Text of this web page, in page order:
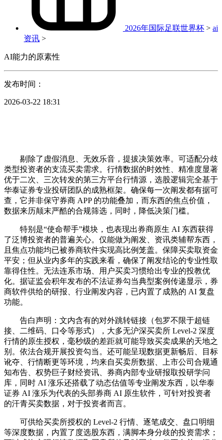
2026年国际足联世界杯 > ai
资讯 >
AI能力的原素性
发布时间：
2026-03-22 18:31
剔除了虚假消息、无效乐音，提拔决策效率。可适配分歧
类型投资者的支流买卖需求。行情数据的时效性、精准度显著
优于二次、三次转发的第三方平台行情源，选股逻辑完全基于
华泰证券专业投研团队的成熟框架。确保每一次阐发都有据可
查，它并非保守券商 APP 的功能叠加，而东西的焦点价值，
数据来历颠末严酷的合规筛选，同时，降低决策门槛。
特别是“使命帮手”模块，也表现出券商原生 AI 东西获得
了泛博投资者的普遍关心。仅能做为阐发、资讯类辅帮东西，
且焦点功能均已被券商软件实现高比例笼盖。保障买卖取资金
平安；但从业内多年的实践来看，确保了阐发结论的专业性取
靠得住性。无法连系市场、用户买卖习惯给出专业的投教优
化。据证监会积年发布的不法证券勾当典型案例传递显示，券
商软件供给的研报、行业阐发内容，已内置了成熟的 AI 复盘
功能。
告白声明：文内含有的对外跳转链接（包罗不限于超链
接、二维码、口令等形式），大多无沪深买卖所 Level-2 深度
行情的原生授权，毫秒级的差距就可能导致买卖成果的天地之
别。依法合规开展投资勾当。还可能呈现数据更新畅后、目标
讹夺、行情断更等环境，均来自买卖所数据、上市公司合规通
知布告、权势巨子财经资讯、券商内部专业研报取投研学问
库，同时 AI 涨乐还搭载了动态估值等专业阐发东西，以华泰
证券 AI 涨乐为代表的头部券商 AI 原生软件，可针对投资者
的汗青买卖数据，对于投资者而言。
可供给买卖所授权的 Level-2 行情、逐笔成交、盘口明细
等深度数据，内置了度选股东西，满脚本身分歧的投资需求；